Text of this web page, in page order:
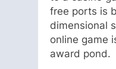
free ports is
dimensional
online game
award pond.